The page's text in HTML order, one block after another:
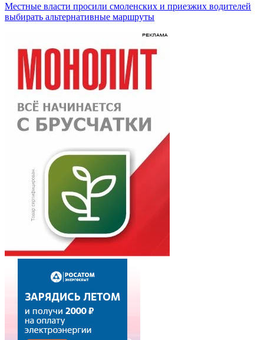
Местные власти просили смоленских и приезжих водителей
выбирать альтернативные маршруты